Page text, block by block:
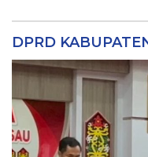
DPRD